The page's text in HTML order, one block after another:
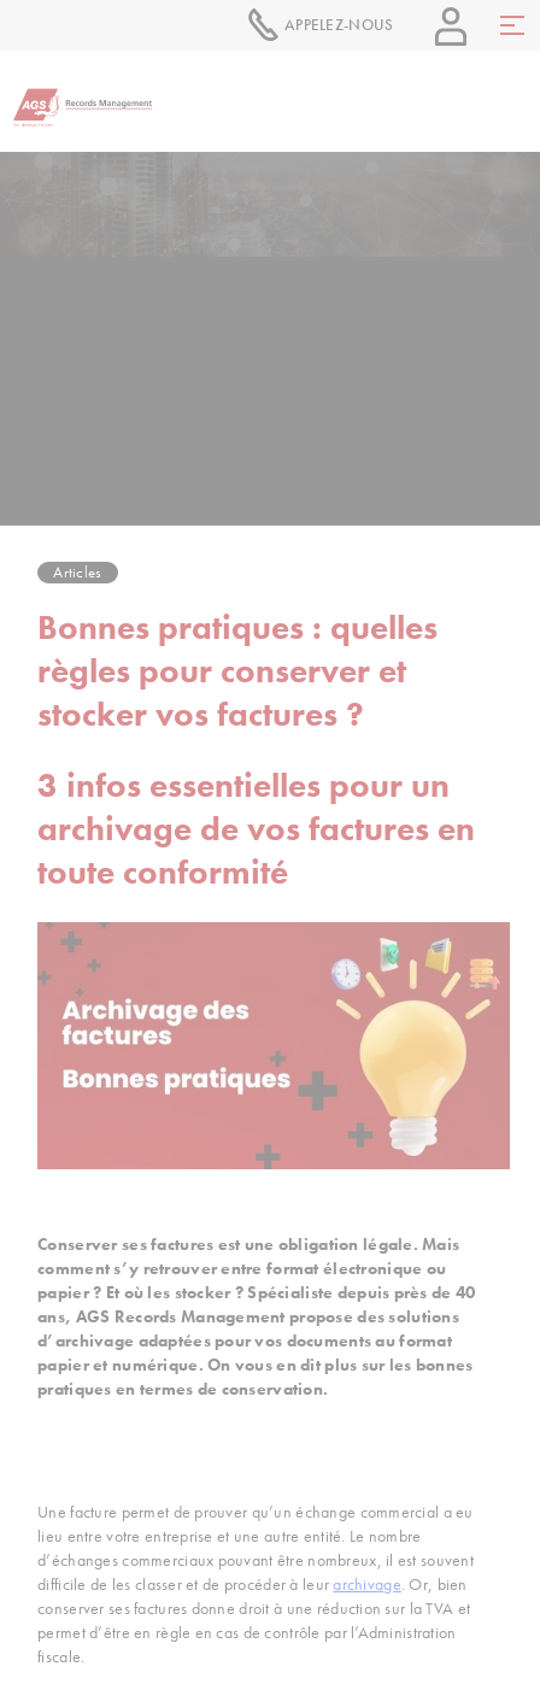
APPELEZ-NOUS
Articles
Bonnes pratiques : quelles
règles pour conserver et
stocker vos factures ?
3 infos essentielles pour un
archivage de vos factures en
toute conformité
Conserver ses factures est une obligation légale. Mais
comment s’y retrouver entre format électronique ou
papier ? Et où les stocker ? Spécialiste depuis près de 40
ans, AGS Records Management propose des solutions
d’archivage adaptées pour vos documents au format
papier et numérique. On vous en dit plus sur les bonnes
pratiques en termes de conservation.
Une facture permet de prouver qu’un échange commercial a eu
lieu entre votre entreprise et une autre entité. Le nombre
d’échanges commerciaux pouvant être nombreux, il est souvent
difficile de les classer et de procéder à leurarchivage. Or, bien
conserver ses factures donne droit à une réduction sur la TVA et
permet d’être en règle en cas de contrôle par l’Administration
fiscale.